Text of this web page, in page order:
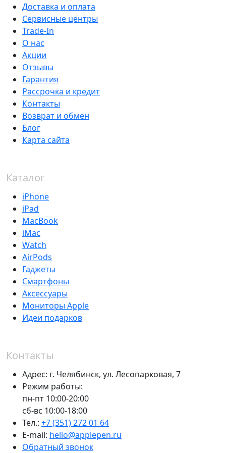
Доставка и оплата
Сервисные центры
Trade-In
О нас
Акции
Отзывы
Гарантия
Рассрочка и кредит
Контакты
Возврат и обмен
Блог
Карта сайта
Каталог
iPhone
iPad
MacBook
iMac
Watch
AirPods
Гаджеты
Смартфоны
Аксессуары
Мониторы Apple
Идеи подарков
Контакты
Адрес: г. Челябинск, ул. Лесопарковая, 7
Режим работы:
пн-пт 10:00-20:00
сб-вс 10:00-18:00
Тел.: +7 (351) 272 01 64
E-mail: hello@applepen.ru
Обратный звонок